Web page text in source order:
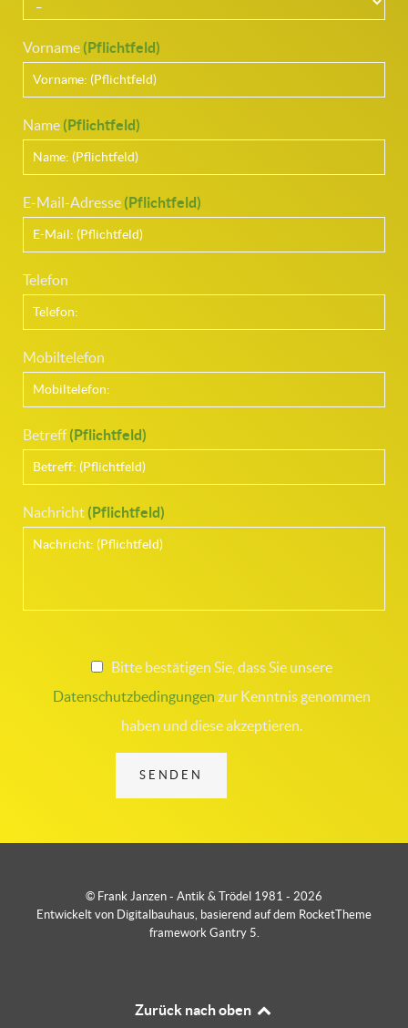
Vorname (Pflichtfeld)
Name (Pflichtfeld)
E-Mail-Adresse (Pflichtfeld)
Telefon
Mobiltelefon
Betreff(Pflichtfeld)
Nachricht (Pflichtfeld)
Bitte bestätigen Sie, dass Sie unsere
Datenschutzbedingungen zur Kenntnis genommen
haben und diese akzeptieren.
© Frank Janzen - Antik & Trödel 1981 - 2026
Entwickelt von Digitalbauhaus, basierend auf dem RocketTheme
framework Gantry 5.
Zurück nach oben